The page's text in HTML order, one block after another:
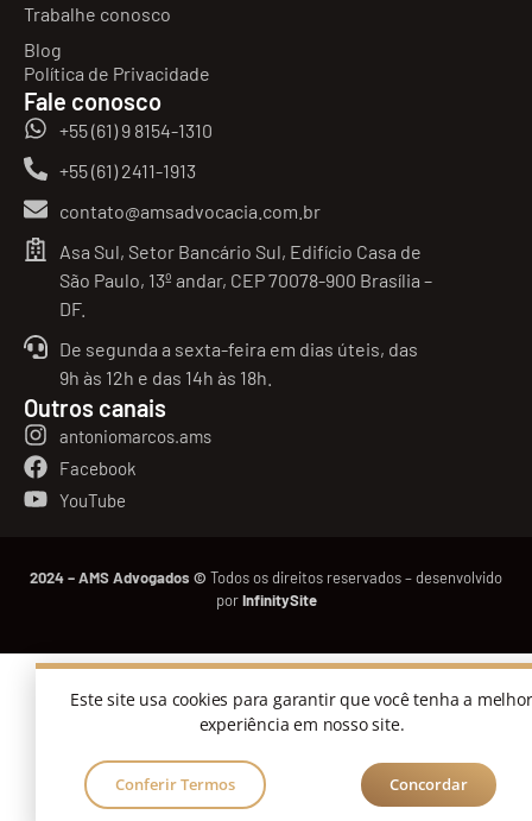
Trabalhe conosco
Blog
Política de Privacidade
Fale conosco
+55 (61) 9 8154-1310
+55 (61) 2411-1913
contato@amsadvocacia.com.br
Asa Sul, Setor Bancário Sul, Edifício Casa de
São Paulo, 13º andar, CEP 70078-900 Brasília –
DF.
De segunda a sexta-feira em dias úteis, das
9h às 12h e das 14h às 18h.
Outros canais
antoniomarcos.ams
Facebook
YouTube
2024 – AMS Advogados © Todos os direitos reservados – desenvolvido
porInfinitySite
Este site usa cookies para garantir que você tenha a melhor
experiência em nosso site.
Conferir Termos Concordar